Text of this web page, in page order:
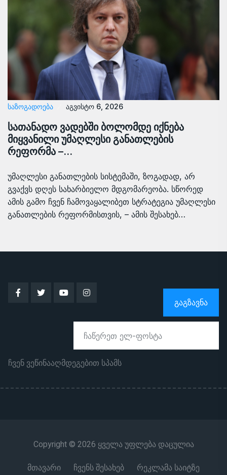
ᲡᲐᲖᲝᲒᲐᲓᲝᲔᲑᲐ აგვისტო 6, 2026
სათანადო ვადებში ბოლომდე იქნება
მიყვანილი უმაღლესი განათლების
რეფორმა –…
უმაღლესი განათლების სისტემაში, ზოგადად, არ
გვაქვს დღეს სახარბიელო მდგომარეობა. სწორედ
ამის გამო ჩვენ ჩამოვაყალიბეთ სტრატეგია უმაღლესი
განათლების რეფორმისთვის, – ამის შესახებ…
ᲒᲐᲒᲖᲐᲕᲜᲐ
ჩვენ ვეწინააღმდეგებით სპამს
Copyright © 2026 ყველა უფლება დაცულია
მთავარი
ჩვენს შესახებ რეკლამა საიტზე